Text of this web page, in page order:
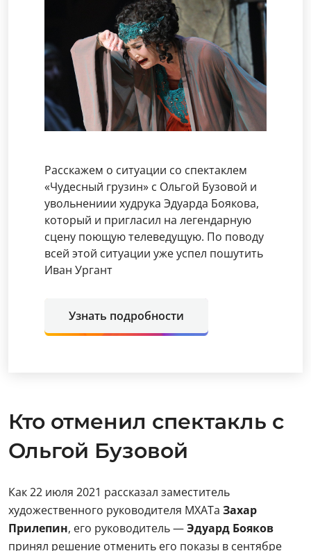
Расскажем о ситуации со спектаклем
«Чудесный грузин» с Ольгой Бузовой и
увольнениии худрука Эдуарда Боякова,
который и пригласил на легендарную
сцену поющую телеведущую. По поводу
всей этой ситуации уже успел пошутить
Иван Ургант
Узнать подробности
Кто отменил спектакль с
Ольгой Бузовой
Как 22 июля 2021 рассказал заместитель
художественного руководителя МХАТа Захар
Прилепин, его руководитель —Эдуард Бояков
принял решение отменить его показы в сентябре